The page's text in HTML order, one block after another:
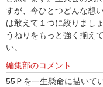
すが、今ひとつどんな想
は敢えて１つに絞りまし
うねりをもっと強く揃え
い。
編集部のコメント
55Ｐを一生懸命に描いて